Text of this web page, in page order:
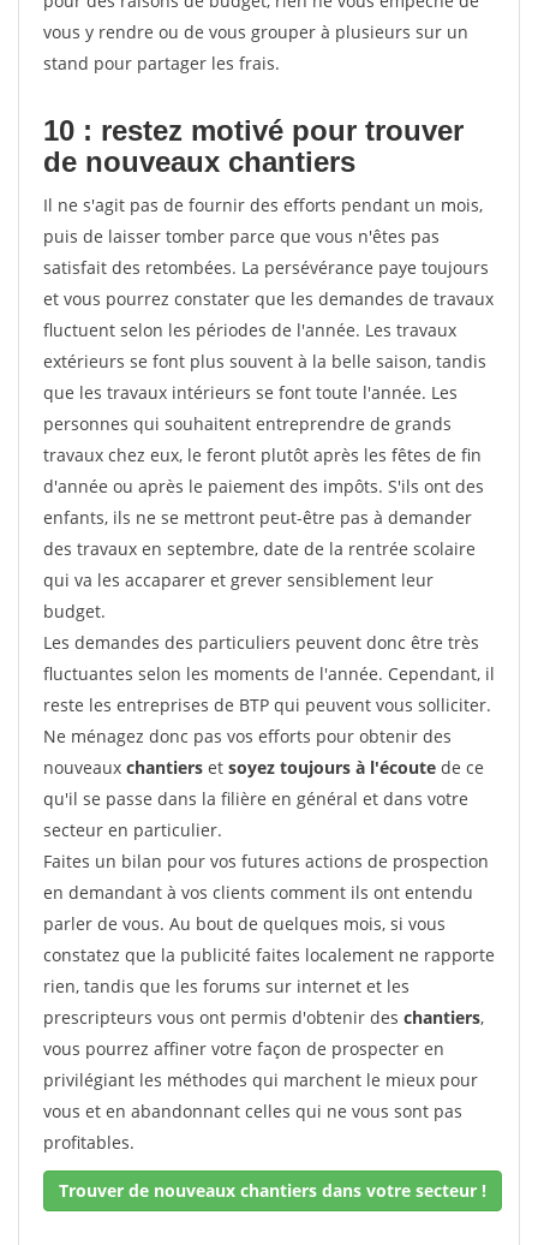
vous y rendre ou de vous grouper à plusieurs sur un
stand pour partager les frais.
10 : restez motivé pour trouver
de nouveaux chantiers
Il ne s'agit pas de fournir des efforts pendant un mois,
puis de laisser tomber parce que vous n'êtes pas
satisfait des retombées. La persévérance paye toujours
et vous pourrez constater que les demandes de travaux
fluctuent selon les périodes de l'année. Les travaux
extérieurs se font plus souvent à la belle saison, tandis
que les travaux intérieurs se font toute l'année. Les
personnes qui souhaitent entreprendre de grands
travaux chez eux, le feront plutôt après les fêtes de fin
d'année ou après le paiement des impôts. S'ils ont des
enfants, ils ne se mettront peut-être pas à demander
des travaux en septembre, date de la rentrée scolaire
qui va les accaparer et grever sensiblement leur
budget.
Les demandes des particuliers peuvent donc être très
fluctuantes selon les moments de l'année. Cependant, il
reste les entreprises de BTP qui peuvent vous solliciter.
Ne ménagez donc pas vos efforts pour obtenir des
nouveaux chantiers et soyez toujours à l'écoute de ce
qu'il se passe dans la filière en général et dans votre
secteur en particulier.
Faites un bilan pour vos futures actions de prospection
en demandant à vos clients comment ils ont entendu
parler de vous. Au bout de quelques mois, si vous
constatez que la publicité faites localement ne rapporte
rien, tandis que les forums sur internet et les
prescripteurs vous ont permis d'obtenir des chantiers,
vous pourrez affiner votre façon de prospecter en
privilégiant les méthodes qui marchent le mieux pour
vous et en abandonnant celles qui ne vous sont pas
profitables.
Trouver de nouveaux chantiers dans votre secteur !